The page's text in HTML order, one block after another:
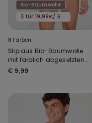
Bio-Baumwolle
3 für 19,99€/ 6 für 29,99€
8 Farben
Slip aus Bio-Baumwolle
mit farblich abgesetzten
Einfassungen und Logo
€ 9,99